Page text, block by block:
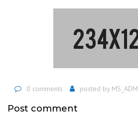
0 comments posted by MS_ADM
Post comment